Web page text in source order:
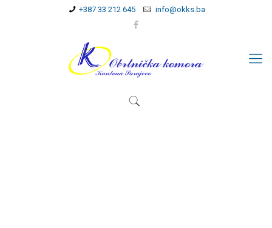
+387 33 212 645 info@okks.ba